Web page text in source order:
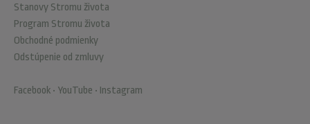
Stanovy Stromu života
Program Stromu života
Obchodné podmienky
Odstúpenie od zmluvy
Facebook • YouTube • Instagram